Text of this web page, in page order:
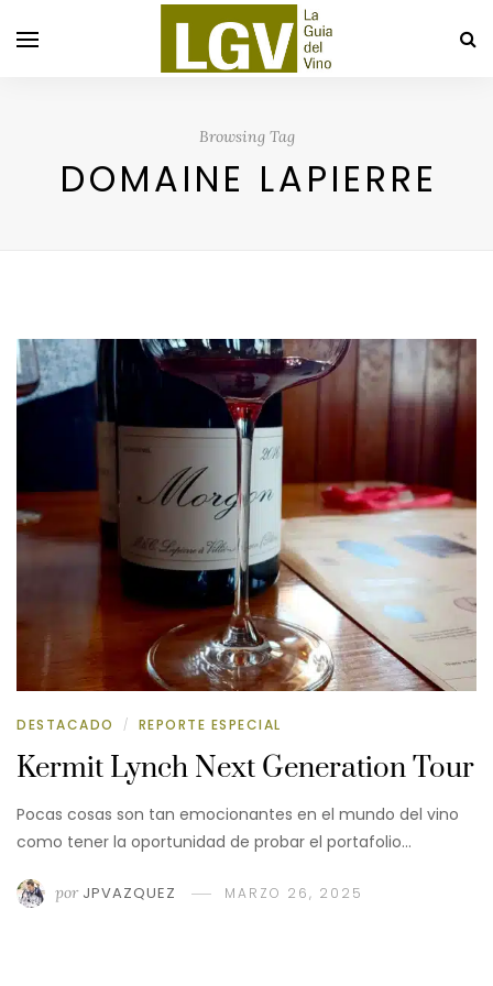
Browsing Tag
DOMAINE LAPIERRE
DESTACADO / REPORTE ESPECIAL
Kermit Lynch Next Generation Tour
Pocas cosas son tan emocionantes en el mundo del vino
como tener la oportunidad de probar el portafolio…
por JPVAZQUEZ MARZO 26, 2025